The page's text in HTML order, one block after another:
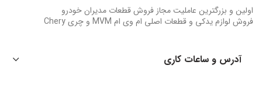
اولین و بزرگترین عاملیت مجاز فروش قطعات مدیران خودرو
فروش لوازم یدکی و قطعات اصلی ام وی ام MVM و چری Chery
آدرس و ساعات کاری